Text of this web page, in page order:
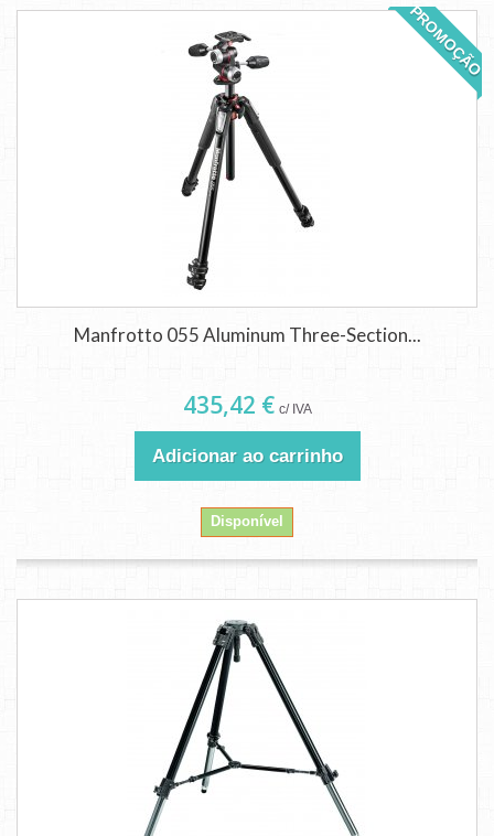
PROMOÇÃO
Manfrotto 055 Aluminum Three-Section...
435,42 € c/ IVA
Adicionar ao carrinho
Disponível